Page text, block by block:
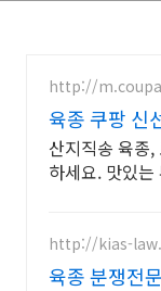
http://
육종 쿠팡 신
산지직송 육종
하세요. 맛있
http://kias-
육종 분쟁전문